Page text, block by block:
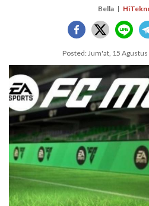
Bella
Posted: Jum'at, 15